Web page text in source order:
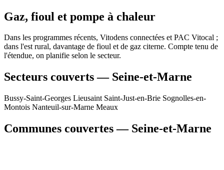
Gaz, fioul et pompe à chaleur
Dans les programmes récents, Vitodens connectées et PAC Vitocal ;
dans l'est rural, davantage de fioul et de gaz citerne. Compte tenu de
l'étendue, on planifie selon le secteur.
Secteurs couverts — Seine-et-Marne
Bussy-Saint-Georges Lieusaint Saint-Just-en-Brie Sognolles-en-
Montois Nanteuil-sur-Marne Meaux
Communes couvertes — Seine-et-Marne